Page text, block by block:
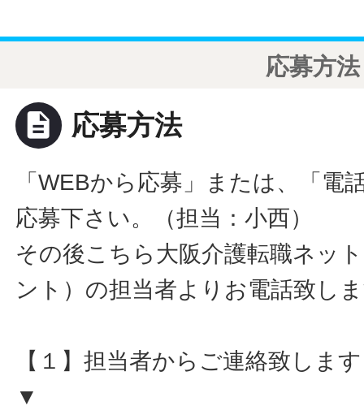
応募方法
description 応募方法
「WEBから応募」または、「電
応募下さい。（担当：小西）
その後こちら大阪介護転職ネッ
ント）の担当者よりお電話致し
【１】担当者からご連絡致します
▼